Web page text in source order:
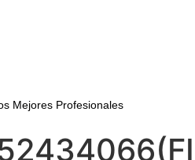
Mejores Profesionales